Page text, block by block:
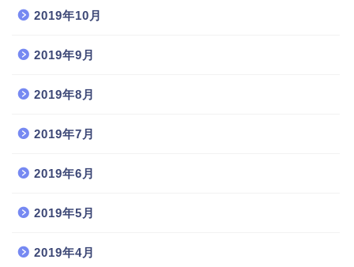
2019年10月
2019年9月
2019年8月
2019年7月
2019年6月
2019年5月
2019年4月